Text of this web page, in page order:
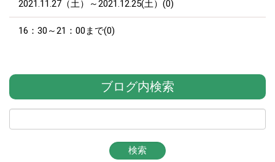
2021.11.27（土）～2021.12.25(土）(0)
16：30～21：00まで(0)
ブログ内検索